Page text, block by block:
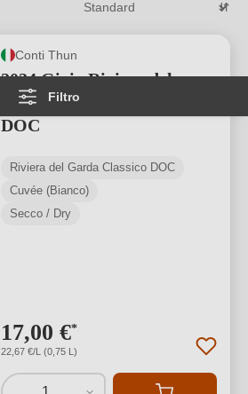
Filtro
Conti Thun
2024 Gioia Riviera del
Garda Classico Bianco
DOC
Riviera del Garda Classico DOC
Cuvée (Bianco)
Secco / Dry
17,00 €*
22,67 €/L (0,75 L)